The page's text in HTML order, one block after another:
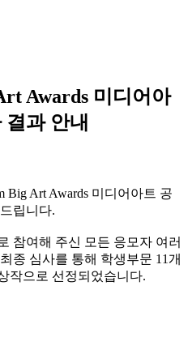
Awards 미디어아
과 안내
Big Art Awards 미디어아트 공
립니다.
참여해 주신 모든 응모자 여러
종 심사를 통해 학생부문 11개
작으로 선정되었습니다.